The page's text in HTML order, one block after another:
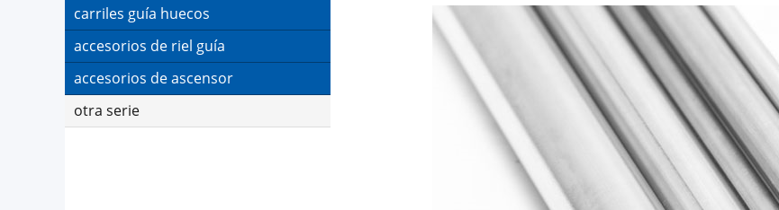
carriles guía huecos
accesorios de riel guía
accesorios de ascensor
otra serie